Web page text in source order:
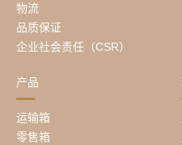
物流
品质保证
企业社会责任（CSR）
产品
运输箱
零售箱